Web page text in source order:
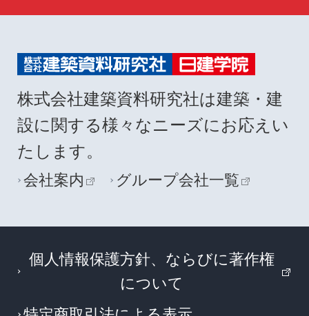
株式会社建築資料研究社は建築・建
設に関する様々なニーズにお応えい
たします。
会社案内 グループ会社一覧
個人情報保護方針、ならびに著作権
について